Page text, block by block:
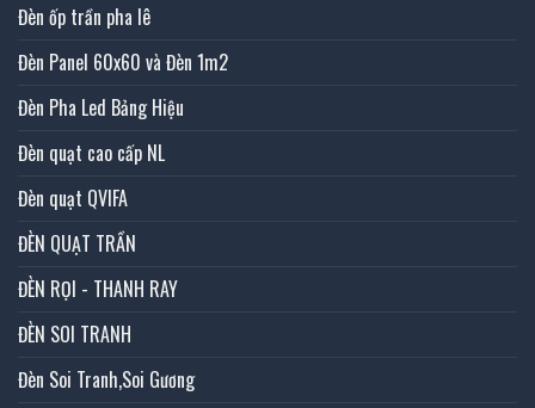
Đèn ốp trần pha lê
Đèn Panel 60x60 và Đèn 1m2
Đèn Pha Led Bảng Hiệu
Đèn quạt cao cấp NL
Đèn quạt QVIFA
ĐÈN QUẠT TRẦN
ĐÈN RỌI - THANH RAY
ĐÈN SOI TRANH
Đèn Soi Tranh,Soi Gương